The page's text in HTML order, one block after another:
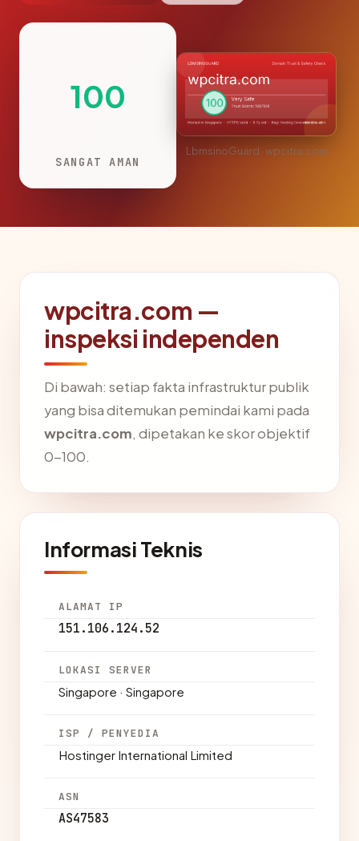
100
SANGAT AMAN
LbmsinoGuard · wpcitra.com
wpcitra.com —
inspeksi independen
Di bawah: setiap fakta infrastruktur publik
yang bisa ditemukan pemindai kami pada
wpcitra.com, dipetakan ke skor objektif
0-100.
Informasi Teknis
ALAMAT IP
151.106.124.52
LOKASI SERVER
Singapore · Singapore
ISP / PENYEDIA
Hostinger International Limited
ASN
AS47583